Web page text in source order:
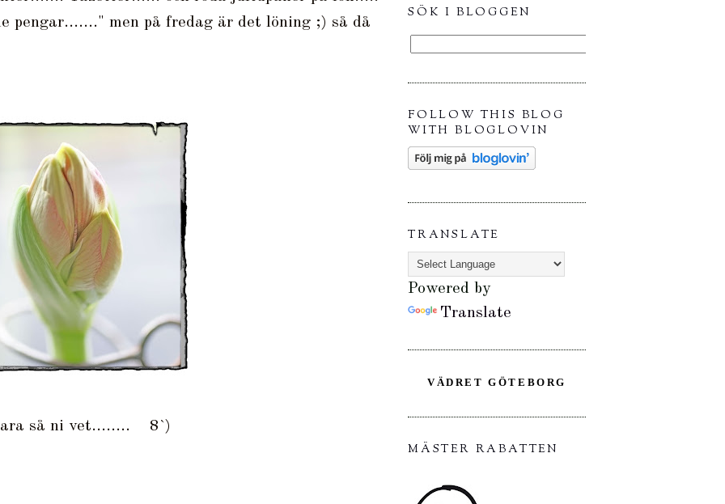
pengar......." men på fredag är det löning ;) så då
så ni vet........ 8`)
SÖK I BLOGGEN
FOLLOW THIS BLOG
WITH BLOGLOVIN
TRANSLATE
Powered by
Translate
VÄDRET GÖTEBORG
MÄSTER RABATTEN